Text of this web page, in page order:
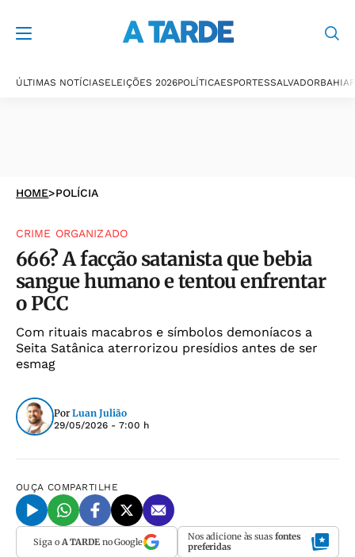
ÚLTIMAS NOTÍCIASELEIÇÕES 2026POLÍTICAESPORTESSALVADORBAHIA
HOME>POLÍCIA
CRIME ORGANIZADO
666? A facção satanista que bebia
sangue humano e tentou enfrentar
o PCC
Com rituais macabros e símbolos demoníacos a
Seita Satânica aterrorizou presídios antes de ser
esmag
Por Luan Julião
29/05/2026 - 7:00 h
OUÇA COMPARTILHE
Siga o A TARDEno Google Nos adicione às suas fontes
preferidas